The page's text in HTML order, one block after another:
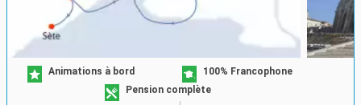
Animations à bord
100% Francophone
Pension complète